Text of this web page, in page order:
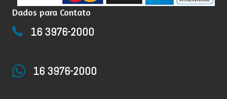
Dados para Contato
16 3976-2000
16 3976-2000